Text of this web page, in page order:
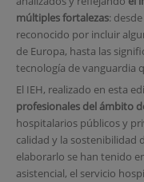
múltiples fortalezas:
reconocido por incluir
de Europa, hasta las
tecnología de vanguardia
El IEH, realizado en esta
profesionales del ámbito
hospitalarios públicos y
calidad y la sostenibilidad
elaborarlo se han tenido
asistencial, el servicio